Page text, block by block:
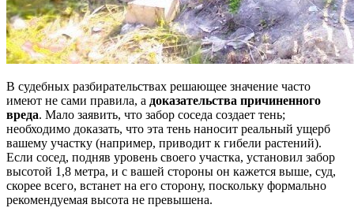
В судебных разбирательствах решающее значение часто
имеют не сами правила, а доказательства причиненного
вреда. Мало заявить, что забор соседа создает тень;
необходимо доказать, что эта тень наносит реальный ущерб
вашему участку (например, приводит к гибели растений).
Если сосед, подняв уровень своего участка, установил забор
высотой 1,8 метра, и с вашей стороны он кажется выше, суд,
скорее всего, встанет на его сторону, поскольку формально
рекомендуемая высота не превышена.